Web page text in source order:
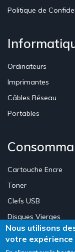
Politique de
Ordinateurs
Imprimantes
Câbles Réseau
Portables
Cartouche Encre
Toner
Clefs USB
Disques Vierges
Nous utilisons
votre